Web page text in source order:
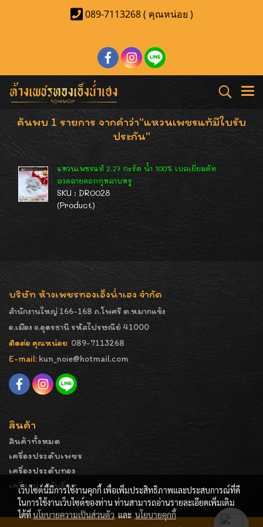
089-7113268 ( คุณหน่อย )
ค้นพบ 1 รายการ จากคำว่า"แหวนเพชรแท้มีใบรับ
ประกัน"
แหวนเพชรแท้ 2.27 กะรัต น้ำ 100% เบลเยี่ยมคัท
ลวดลายดอกกุหลาบหรู
SKU : DR0028
(Product)
บริษัท ห้างเพชรทองเอ็งน่ำเฮง จำกัด
สำนักงานใหญ่ 166-168 ถ.โพศรี ต.หมากแข้ง
อ.เมือง จ.อุดรธานี รหัสไปรษณีย์ 41000
ติดต่อ คุณหน่อย 089-7113268
E-mail: kun_noie@hotmail.com
สินค้า
สินค้าทั้งหมด
เครื่องประดับเพชร
เครื่องประดับทอง
เครื่องประดับอื่นๆ
เว็บไซต์นี้มีการใช้งานคุกกี้ เพื่อเพิ่มประสิทธิภาพและประสบการณ์ที่ดี
ในการใช้งานเว็บไซต์ของท่าน ท่านสามารถอ่านรายละเอียดเพิ่มเติม
ได้ที่นโยบายความเป็นส่วนตัวและนโยบายคุกกี้